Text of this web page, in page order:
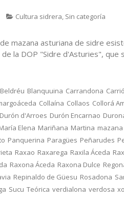
Cultura sidrera, Sin categoría
mazana asturiana de sidre
la DOP "Sidre d'Asturies",
Beldréu Blanquuina Carrandona Carrió
Collaína Collaos Collorá
Durón d'Arroes Durón Encarnao
Elena Mariñana Martina mazana
Panquerina Paragües Peñarudes
Raxao Raxarega Raxila Áceda
Raxona Áceda Raxona Dulce
Repinaldo de Güesu Rosadona
Sucu Teórica verdialona verdosa